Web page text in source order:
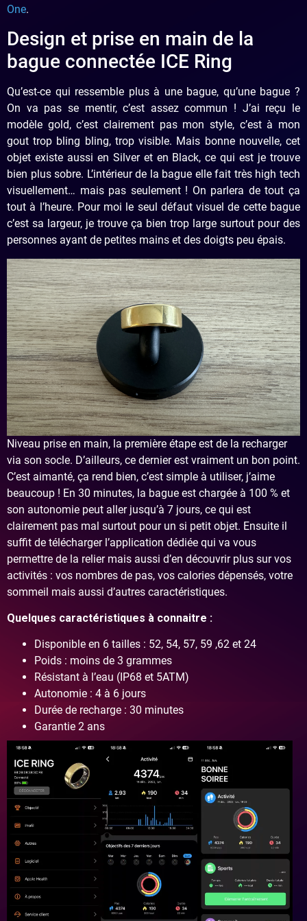
One.
Design et prise en main de la
bague connectée ICE Ring
Qu’est-ce qui ressemble plus à une bague, qu’une bague ?
On va pas se mentir, c’est assez commun ! J’ai reçu le
modèle gold, c’est clairement pas mon style, c’est à mon
gout trop bling bling, trop visible. Mais bonne nouvelle, cet
objet existe aussi en Silver et en Black, ce qui est je trouve
bien plus sobre. L’intérieur de la bague elle fait très high tech
visuellement… mais pas seulement ! On parlera de tout ça
tout à l’heure. Pour moi le seul défaut visuel de cette bague
c’est sa largeur, je trouve ça bien trop large surtout pour des
personnes ayant de petites mains et des doigts peu épais.
Niveau prise en main, la première étape est de la recharger
via son socle. D’ailleurs, ce dernier est vraiment un bon point.
C’est aimanté, ça rend bien, c’est simple à utiliser, j’aime
beaucoup ! En 30 minutes, la bague est chargée à 100 % et
son autonomie peut aller jusqu’à 7 jours, ce qui est
clairement pas mal surtout pour un si petit objet. Ensuite il
suffit de télécharger l’application dédiée qui va vous
permettre de la relier mais aussi d’en découvrir plus sur vos
activités : vos nombres de pas, vos calories dépensés, votre
sommeil mais aussi d’autres caractéristiques.
Quelques caractéristiques à connaitre :
Disponible en 6 tailles : 52, 54, 57, 59 ,62 et 24
Poids : moins de 3 grammes
Résistant à l’eau (IP68 et 5ATM)
Autonomie : 4 à 6 jours
Durée de recharge : 30 minutes
Garantie 2 ans